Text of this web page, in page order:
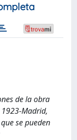
de la obra
Madrid,
se pueden